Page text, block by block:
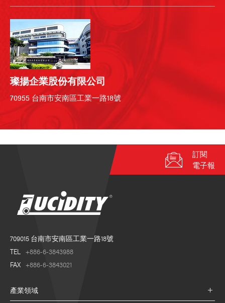
璨揚企業股份有限公司
70955 台南市安南區工業一路18號
709015 台南市安南區工業一路18號
TEL +886-6-3843988
FAX +886-6-3843021
產業領域
訂閱
電子報